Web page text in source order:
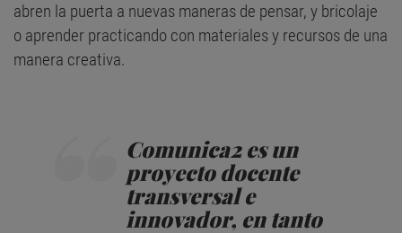
abren la puerta a nuevas maneras de pensar, y bricolaje
o aprender practicando con materiales y recursos de una
manera creativa.
Comunica2 es un
proyecto docente
transversal e
innovador, en tanto